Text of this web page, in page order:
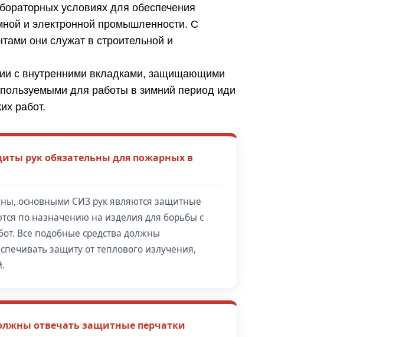
условиях для обеспечения
и электронной промышленности. С
они служат в строительной и
с внутренними вкладками, защищающими
для работы в зимний период иди
работ.
рук обязательны для пожарных в
основными СИЗ рук являются защитные
по назначению на изделия для борьбы с
Все подобные средства должны
защиту от теплового излучения,
отвечать защитные перчатки